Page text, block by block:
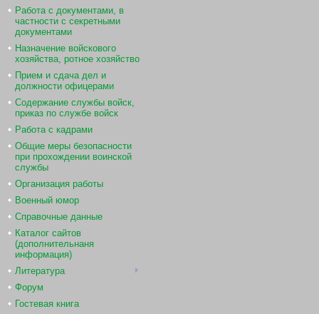
Работа с документами, в
частности с секретными
документами
Назначение войскового
хозяйства, ротное хозяйство
Прием и сдача дел и
должности офицерами
Содержание службы войск,
приказ по службе войск
Работа с кадрами
Общие меры безопасности
при прохождении воинской
службы
Организация работы
Военный юмор
Справочные данные
Каталог сайтов
(дополнительнаня
информация)
Литература
Форум
Гостевая книга